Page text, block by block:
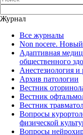
Журнал
Все журналы
Non nocere.
Адаптивная
общественного
Анестезиология и
Архив патологии
Вестник
Вестник
Вестник
Вопросы
физической
Вопросы